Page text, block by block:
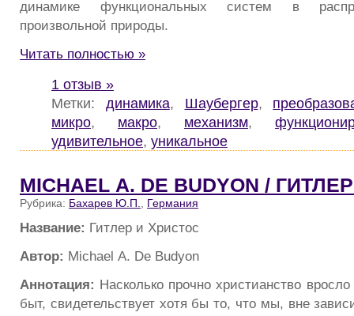
динамике функциональных систем в
произвольной природы.
Читать полностью »
1 отзыв »
Метки: динамика, Шаубергер,
микро, макро, механизм,
удивительное, уникальное
MICHAEL А. DE BUDYON /
Рубрика: Бахарев Ю.П. Германия
Название: Гитлер и Христос
Автор: Michael А. De Budyon
Аннотация: Насколько прочно христианство
быт, свидетельствует хотя бы то, что мы, вне